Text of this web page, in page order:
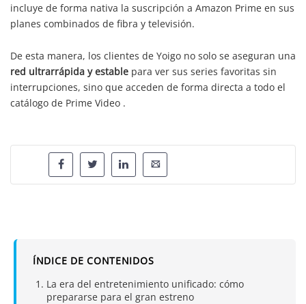
incluye de forma nativa la suscripción a Amazon Prime en sus
planes combinados de fibra y televisión.
De esta manera, los clientes de Yoigo no solo se aseguran una
red ultrarrápida y estable para ver sus series favoritas sin
interrupciones, sino que acceden de forma directa a todo el
catálogo de Prime Video .
ÍNDICE DE CONTENIDOS
La era del entretenimiento unificado: cómo
prepararse para el gran estreno